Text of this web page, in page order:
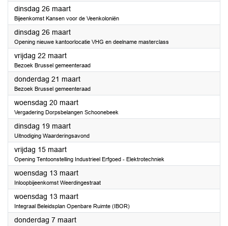
dinsdag 26 maart2024
Bijeenkomst Kansen voor de Veenkoloniën
dinsdag 26 maart2024
Opening nieuwe kantoorlocatie VHG en deelname masterclass
vrijdag 22 maart2024
Bezoek Brussel gemeenteraad
donderdag 21 maart2024
Bezoek Brussel gemeenteraad
woensdag 20 maart2024
Vergadering Dorpsbelangen Schoonebeek
dinsdag 19 maart2024
Uitnodiging Waarderingsavond
vrijdag 15 maart2024
Opening Tentoonstelling Industrieel Erfgoed - Elektrotechniek
woensdag 13 maart2024
Inloopbijeenkomst Weerdingestraat
woensdag 13 maart2024
Integraal Beleidsplan Openbare Ruimte (IBOR)
donderdag 7 maart2024